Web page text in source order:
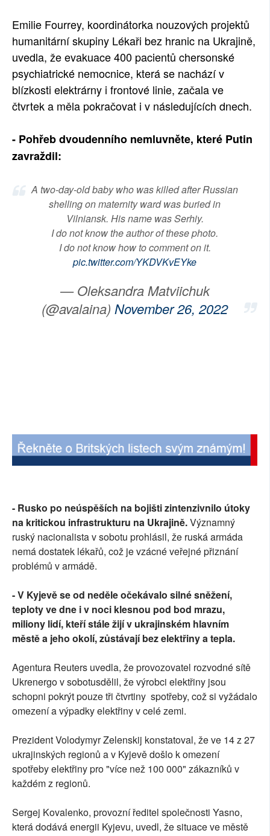
Emilie Fourrey, koordinátorka nouzových projektů
humanitární skupiny Lékaři bez hranic na Ukrajině,
uvedla, že evakuace 400 pacientů chersonské
psychiatrické nemocnice, která se nachází v
blízkosti elektrárny i frontové linie, začala ve
čtvrtek a měla pokračovat i v následujících dnech.
- Pohřeb dvoudenního nemluvněte, které Putin
zavraždil:
A two-day-old baby who was killed after Russian
shelling on maternity ward was buried in
Vilniansk. His name was Serhiy.
I do not know the author of these photo.
I do not know how to comment on it.
pic.twitter.com/YKDVKvEYke
— Oleksandra Matviichuk
(@avalaina) November 26, 2022
- Rusko po neúspěších na bojišti zintenzivnilo útoky
na kritickou infrastrukturu na Ukrajině.Významný
ruský nacionalista v sobotu prohlásil, že ruská armáda
nemá dostatek lékařů, což je vzácné veřejné přiznání
problémů v armádě.
- V Kyjevě se od neděle očekávalo silné sněžení,
teploty ve dne i v noci klesnou pod bod mrazu,
miliony lidí, kteří stále žijí v ukrajinském hlavním
městě a jeho okolí, zůstávají bez elektřiny a tepla.
Agentura Reuters uvedla, že provozovatel rozvodné sítě
Ukrenergo v sobotusdělil, že výrobci elektřiny jsou
schopni pokrýt pouze tři čtvrtiny spotřeby, což si vyžádalo
omezení a výpadky elektřiny v celé zemi.
Prezident Volodymyr Zelenskij konstatoval, že ve 14 z 27
ukrajinských regionů a v Kyjevě došlo k omezení
spotřeby elektřiny pro "více než 100 000" zákazníků v
každém z regionů.
Sergej Kovalenko, provozní ředitel společnosti Yasno,
která dodává energii Kyjevu, uvedl, že situace ve městě